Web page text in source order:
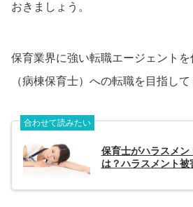
おきましょう。
保育業界に強い転職エージェント
（病棟保育士）への転職を目指して
合わせて読みたい
保育士がハラスメ
は？ハラスメント被